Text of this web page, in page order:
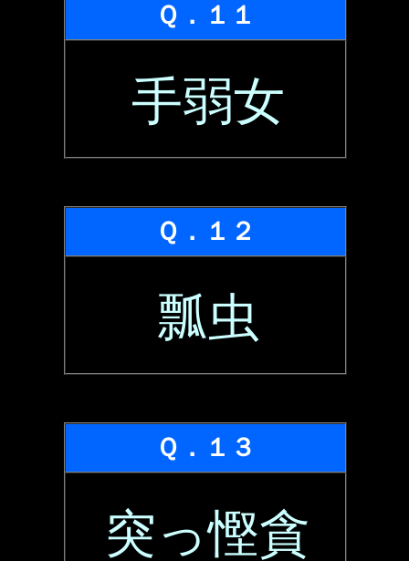
Ｑ．１１
手弱女
Ｑ．１２
瓢虫
Ｑ．１３
突っ慳貪